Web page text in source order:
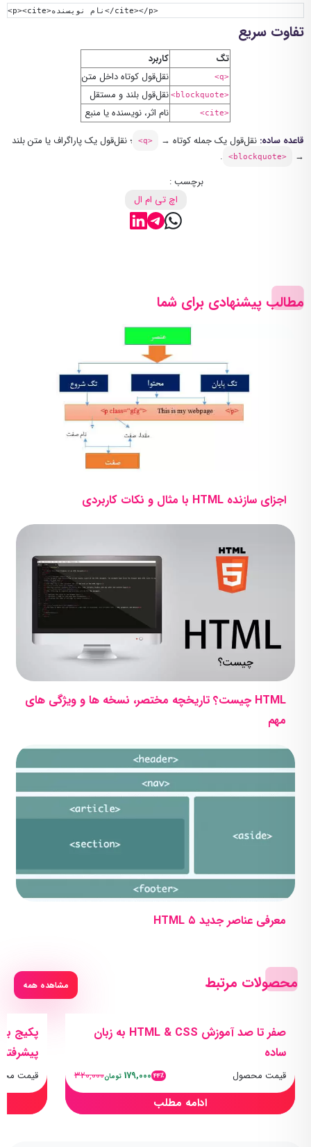
<p><cite>نام نویسنده </cite></p>
تفاوت سریع
تگ کاربرد
<q> نقل‌قول کوتاه داخل متن
<blockquote> نقل‌قول بلند و مستقل
<cite>
نام اثر، نویسنده یا منبع
قاعده ساده: نقل‌قول یک جمله کوتاه → <q>
؛ نقل‌قول یک پاراگراف یا متن بلند
→
<blockquote>
.
برچسب :
اچ تی ام ال
مطالب پیشنهادی برای شما
اجزای سازنده HTML با مثال و نکات کاربردی
HTML چیست؟ تاریخچه مختصر، نسخه ها و ویژگی های
مهم
معرفی عناصر جدید ۵ HTML
محصولات مرتبط مشاهده همه
صفر تا صد آموزش HTML & CSS به زبان
ساده
قیمت محصول 44٪ 179,000 تومان320,000
ادامه مطلب
پیشرفته
قیمت